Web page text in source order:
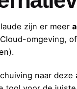
zijn er meer
omgeving,
naar